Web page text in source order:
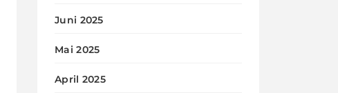
Juni 2025
Mai 2025
April 2025